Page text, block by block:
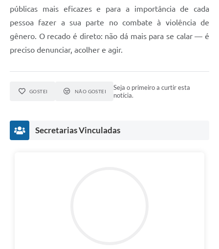
públicas mais eficazes e para a importância de cada
pessoa fazer a sua parte no combate à violência de
gênero. O recado é direto: não dá mais para se calar — é
preciso denunciar, acolher e agir.
GOSTEI NÃO GOSTEI
Seja o primeiro a curtir esta
notícia.
Secretarias Vinculadas